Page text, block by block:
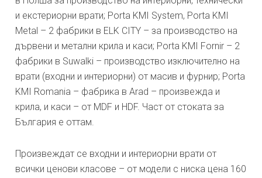
и екстериорни врати; Porta KMI System, Porta KMI
Metal – 2 фабрики в ELK CITY – за производство на
дървени и метални крила и каси; Porta KMI Fornir – 2
фабрики в Suwalki – производство изключително на
врати (входни и интериорни) от масив и фурнир; Porta
KMI Romania – фабрика в Arad – произвежда и
крила, и каси – от MDF и HDF. Част от стоката за
България е оттам.
Произвеждат се входни и интериорни врати от
всички ценови класове – от модели с ниска цена 160